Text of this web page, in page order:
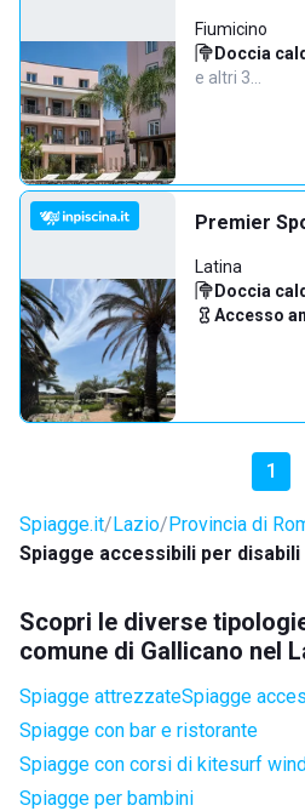
Fiumicino
Doccia
e altri 3…
Premier
Latina
Doccia
Accesso
1
Spiagge.it Lazio Provincia di
Spiagge accessibili per disabili
Scopri le diverse
comune di Gallicano nel
Spiagge attrezzateSpiagge
Spiagge con bar e ristorante
Spiagge con corsi di kitesurf
Spiagge per bambini